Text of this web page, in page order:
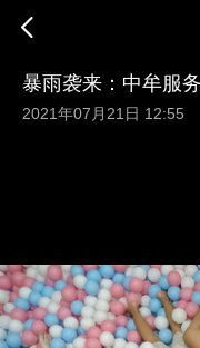
暴雨袭来：中牟服
2021年07月21日 12:55